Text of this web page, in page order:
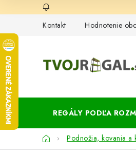
na
Kontakt
Hodnotenie
REGÁLY PODĽA
DomovPodnožia, kovania a